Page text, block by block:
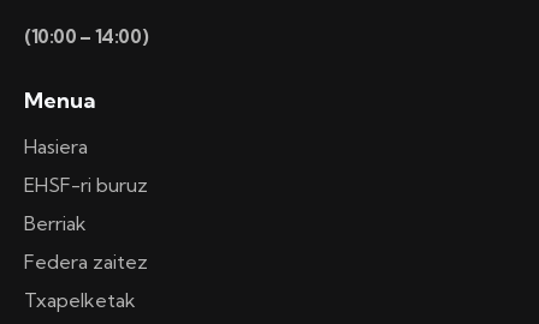
(10:00 – 14:00)
Menua
Hasiera
EHSF-ri buruz
Berriak
Federa zaitez
Txapelketak